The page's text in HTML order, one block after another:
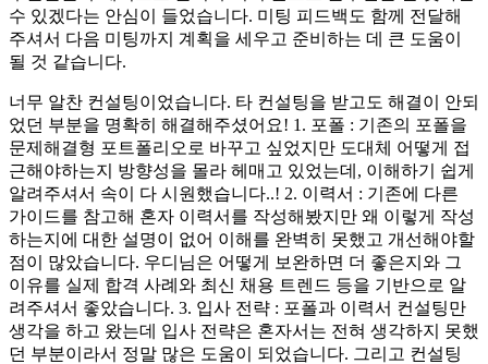
수 있겠다는 안심이 들었습니다. 미팅 피드백도 함께 전달해
주셔서 다음 미팅까지 계획을 세우고 준비하는 데 큰 도움이
될 것 같습니다.
너무 알찬 컨설팅이었습니다. 타 컨설팅을 받고도 해결이 안되
었던 부분을 명확히 해결해주셨어요! 1. 포폴 : 기존의 포폴을
문제해결형 포트폴리오로 바꾸고 싶었지만 도대체 어떻게 접
근해야하는지 방향성을 몰라 헤매고 있었는데, 이해하기 쉽게
알려주셔서 속이 다 시원했습니다..! 2. 이력서 : 기존에 다른
가이드를 참고해 혼자 이력서를 작성해봤지만 왜 이렇게 작성
하는지에 대한 설명이 없어 이해를 완벽히 못했고 개선해야할
점이 많았습니다. 우디님은 어떻게 보완하면 더 좋은지와 그
이유를 실제 합격 사례와 최신 채용 트렌드 등을 기반으로 알
려주셔서 좋았습니다. 3. 입사 전략 : 포폴과 이력서 컨설팅만
생각을 하고 왔는데 입사 전략은 혼자서는 전혀 생각하지 못했
던 부분이라서 정말 많은 도움이 되었습니다. 그리고 컨설팅